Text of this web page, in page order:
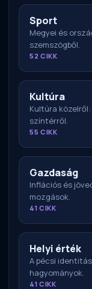
Sport
Megyei és
szemszögből.
52 CIKK
Kultúra
Kultúra
színtérről.
55 CIKK
Gazdaság
Inflációs és
mozgások.
41 CIKK
Helyi érték
A pécsi
hagyományok.
41 CIKK